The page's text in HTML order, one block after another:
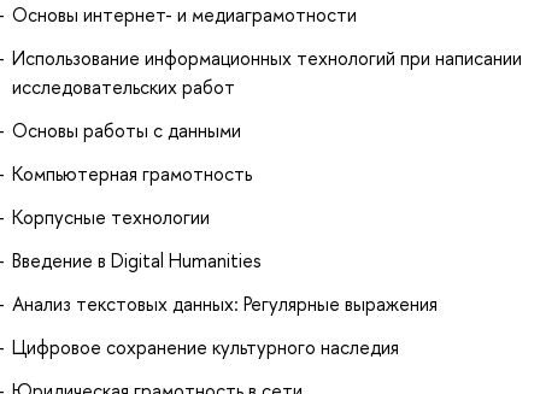
Основы интернет- и медиаграмотности
Использование информационных технологий при написании
исследовательских работ
Основы работы с данными
Компьютерная грамотность
Корпусные технологии
Введение в Digital Humanities
Анализ текстовых данных: Регулярные выражения
Цифровое сохранение культурного наследия